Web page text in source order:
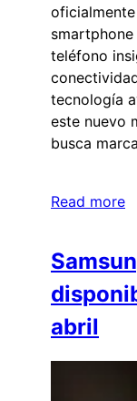
teléfono
tecnología
este nuevo
busca
Read more
abril